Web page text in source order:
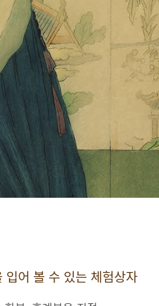
입어 볼 수 있는 체험상자